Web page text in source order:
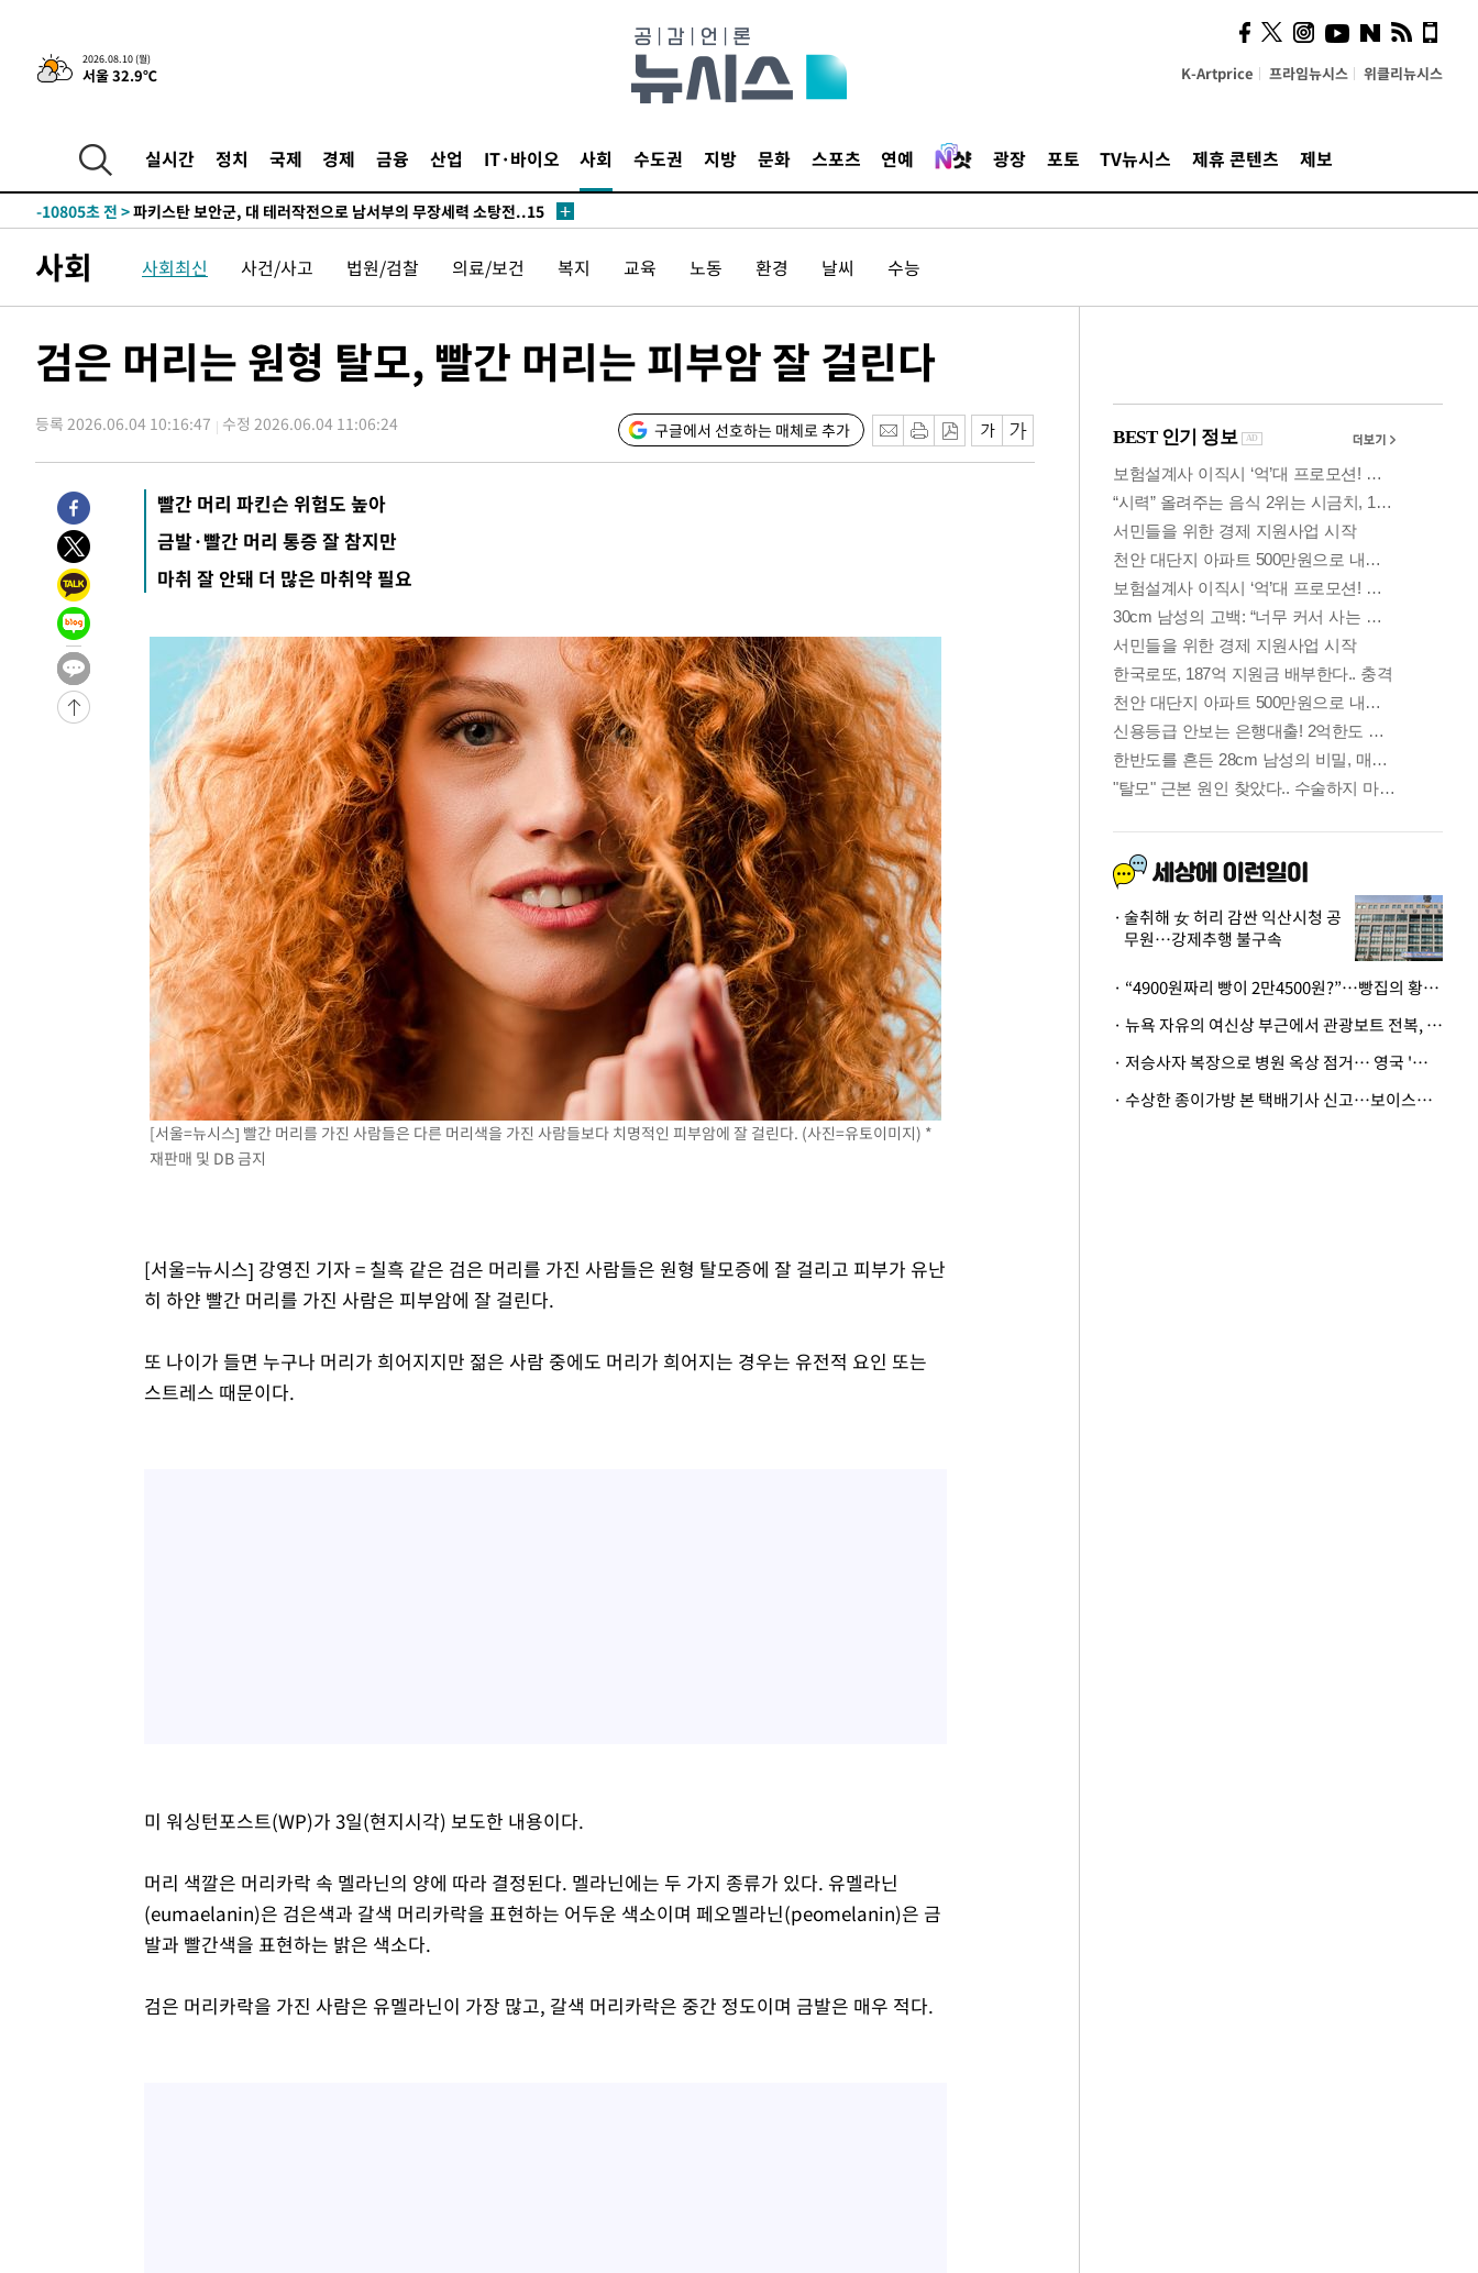
2026.08.10 (월)
서울 32.9℃ K-Artprice 프라임뉴시스 위클리뉴시스
실시간 정치 국제 경제 금융 산업 IT·바이오 사회 수도권 지방 문화 스포츠 연예 광장 포토 TV뉴시스 제휴 콘텐츠 제보
-15400초 전 >[속보]코스닥, 8.85포인트(1.11%) 오른 807.66 개장
-12157초 전 >
'낮 최고 34도' 전국 더위 지속…강원·경상권 오전 비
명 살해
-9352초 전 > 인천 앞바다 연락두절 모터보트 승선원 3명 전원 구조
-4677초 전 >
트럼프, 이란 추가 요구에 "저강도 대응…이건 체스게임"
-31270초 전 >포항스틸야드 관중석 천장 석재 낙하…K리그 전구장 긴급 점검
-19918초 전 >
[속보]'전장연 시위' 1호선 용산역 상행선 무정차 통과 종료
-18396초 전 >[속보]코스닥 지수 5%대 급등에 '매수 사이드카' 발동
-15420초 전 >[속보]코스닥, 8.85포인트(1.11%) 오른 807.66 개장
-15416초 전 >[속보]코스피, 47.56포인트(0.76%) 오른 6306.33 개장
-13852초 전 >
[속보]지하철 1호선 상행선 용산역 무정차 통과…"집회·시위"
-12177초 전 >
-10825초 전 >
파키스탄 보안군, 대 테러작전으로 남서부의 무장세력 소탕전..15
명 살해
-9372초 전 >
인천 앞바다 연락두절 모터보트 승선원 3명 전원 구조
-9041초 전 >
-4697초 전 >
트럼프, 이란 추가 요구에 "저강도 대응…이건 체스게임"
사회 사회최신 사건/사고 법원/검찰 의료/보건 복지 교육 노동 환경 날씨 수능
검은 머리는 원형 탈모, 빨간 머리는 피부암 잘 걸린다
등록 2026.06.04 10:16:47 수정 2026.06.04 11:06:24 구글에서 선호하는 매체로 추가
빨간 머리 파킨슨 위험도 높아
금발·빨간 머리 통증 잘 참지만
마취 잘 안돼 더 많은 마취약 필요
[서울=뉴시스] 빨간 머리를 가진 사람들은 다른 머리색을 가진 사람들보다 치명적인 피부암에 잘 걸린다. (사진=유토이미지) *
재판매 및 DB 금지
[서울=뉴시스] 강영진 기자 = 칠흑 같은 검은 머리를 가진 사람들은 원형 탈모증에 잘 걸리고 피부가 유난
히 하얀 빨간 머리를 가진 사람은 피부암에 잘 걸린다.
또 나이가 들면 누구나 머리가 희어지지만 젊은 사람 중에도 머리가 희어지는 경우는 유전적 요인 또는
스트레스 때문이다.
미 워싱턴포스트(WP)가 3일(현지시각) 보도한 내용이다.
머리 색깔은 머리카락 속 멜라닌의 양에 따라 결정된다. 멜라닌에는 두 가지 종류가 있다. 유멜라닌
(eumaelanin)은 검은색과 갈색 머리카락을 표현하는 어두운 색소이며 페오멜라닌(peomelanin)은 금
발과 빨간색을 표현하는 밝은 색소다.
검은 머리카락을 가진 사람은 유멜라닌이 가장 많고, 갈색 머리카락은 중간 정도이며 금발은 매우 적다.
잃은 청년 다시 일으킨 카누
[당신 옆 장애인]
술취해 女 허리 감싼 익산시청 공
무원…강제추행 불구속
· “4900원짜리 빵이 2만4500원?”…빵집의 황당한 계산법
· 뉴욕 자유의 여신상 부근에서 관광보트 전복, 엄마와 딸아기 사망
· 저승사자 복장으로 병원 옥상 점거… 영국 '흑사병 의사'의 기행
· 수상한 종이가방 본 택배기사 신고…보이스피싱 피해 3000만원 막아